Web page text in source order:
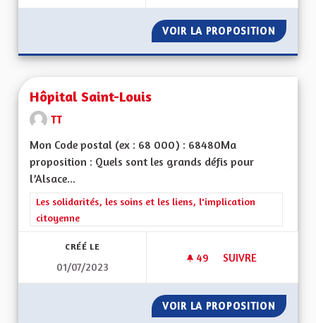
VOIR LA PROPOSITION
Hôpital Saint-Louis
TT
Mon Code postal (ex : 68 000) : 68480Ma
proposition : Quels sont les grands défis pour
l’Alsace...
Filtrer les résultats de la catégorie : Les solidarités, les soins
Les solidarités, les soins et les liens, l'implication
citoyenne
CRÉÉ LE
01/07/2023
49 49 ABONNÉS
SUIVRE
VOIR LA PROPOSITION